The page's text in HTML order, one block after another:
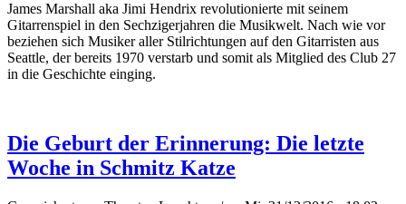
James Marshall aka Jimi Hendrix revolutionierte mit seinem
Gitarrenspiel in den Sechzigerjahren die Musikwelt. Nach wie vor
beziehen sich Musiker aller Stilrichtungen auf den Gitarristen aus
Seattle, der bereits 1970 verstarb und somit als Mitglied des Club 27
in die Geschichte einging.
Die Geburt der Erinnerung: Die letzte
Woche in Schmitz Katze